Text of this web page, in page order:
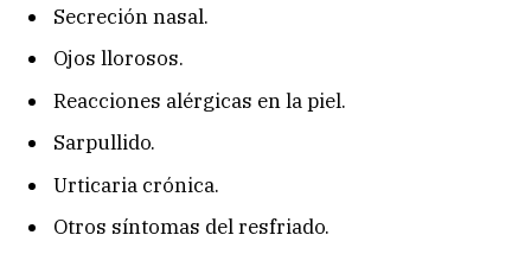
Secreción nasal.
Ojos llorosos.
Reacciones alérgicas en la piel.
Sarpullido.
Urticaria crónica.
Otros síntomas del resfriado.